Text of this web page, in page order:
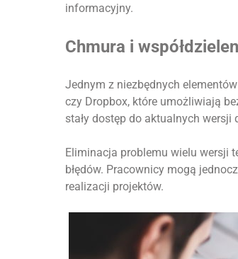
informacyjny.
Chmura i
Jednym z niezbędnych
czy Dropbox, które umożliwiają
stały dostęp do aktualnych wersji
Eliminacja problemu wielu wersji
błędów. Pracownicy mogą
realizacji projektów.